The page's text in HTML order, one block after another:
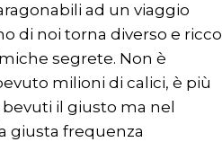
ad un viaggio
di noi torna diverso e ricco
segrete. Non è
milioni di calici, è più
il giusto ma nel
giusta frequenza